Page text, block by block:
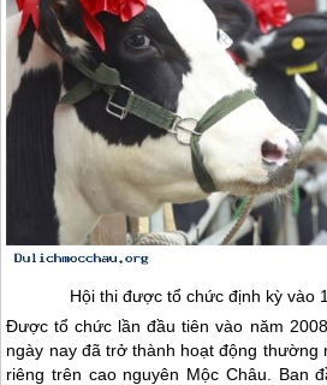
Hội thi được tổ chức định kỳ vào
Được tổ chức lần đầu tiên vào năm
ngày nay đã trở thành hoạt động thường
riêng trên cao nguyên Mộc Châu . Ban